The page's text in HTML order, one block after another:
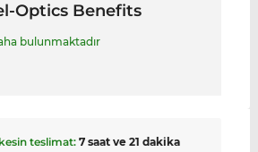
Optics Benefits
bulunmaktadır
teslimat: 7 saat ve 21 dakika